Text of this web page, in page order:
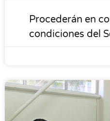
Procederán en
condiciones del
LOCALES